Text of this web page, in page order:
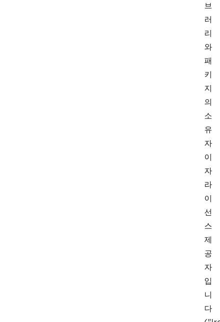
브
러
리
와
패
키
지
의
소
유
자
이
자
라
이
선
스
제
공
자
입
니
다